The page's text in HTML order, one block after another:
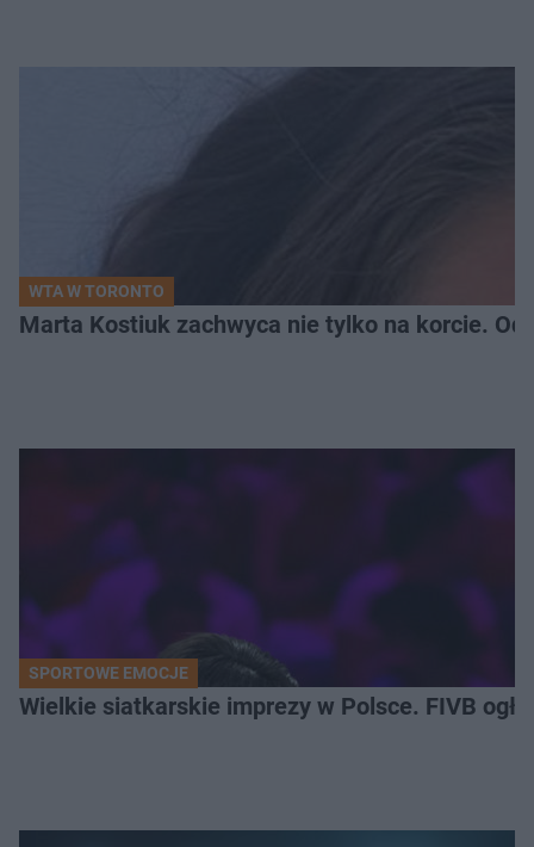
WTA W TORONTO
Marta Kostiuk zachwyca nie tylko na korcie.
SPORTOWE EMOCJE
Wielkie siatkarskie imprezy w Polsce. FIVB